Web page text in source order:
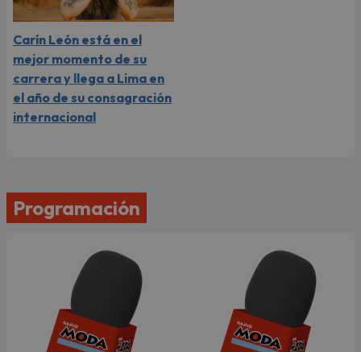
Carín León está en el
mejor momento de su
carrera y llega a Lima en
el año de su consagración
internacional
Programación